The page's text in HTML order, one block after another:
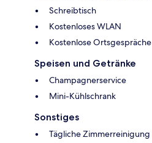
Schreibtisch
Kostenloses WLAN
Kostenlose Ortsgespräche
Speisen und Getränke
Champagnerservice
Mini-Kühlschrank
Sonstiges
Tägliche Zimmerreinigung